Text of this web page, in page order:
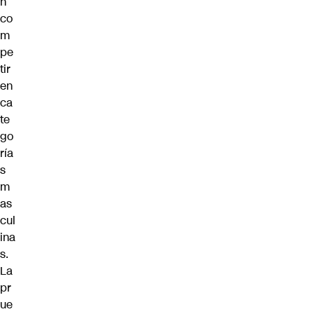
co
m
pe
tir
en
ca
te
go
ría
s
m
as
cul
ina
s.
La
pr
ue